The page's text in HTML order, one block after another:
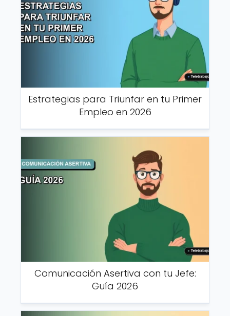
Estrategias para Triunfar en tu Primer
Empleo en 2026
Comunicación Asertiva con tu Jefe:
Guía 2026